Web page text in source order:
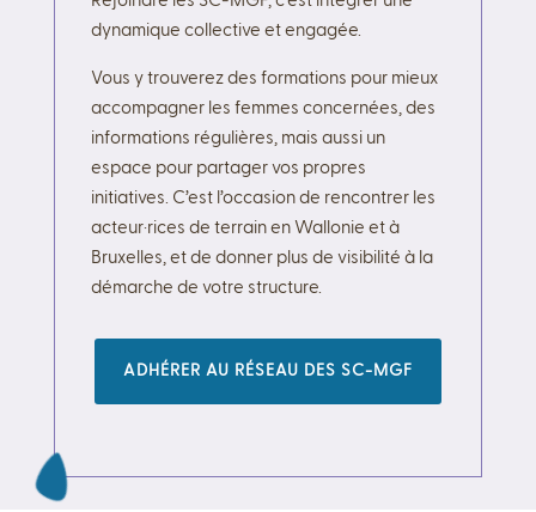
dynamique collective et engagée.
Vous y trouverez des formations pour mieux
accompagner les femmes concernées, des
informations régulières, mais aussi un
espace pour partager vos propres
initiatives. C’est l’occasion de rencontrer les
acteur·rices de terrain en Wallonie et à
Bruxelles, et de donner plus de visibilité à la
démarche de votre structure.
ADHÉRER AU RÉSEAU DES SC-MGF